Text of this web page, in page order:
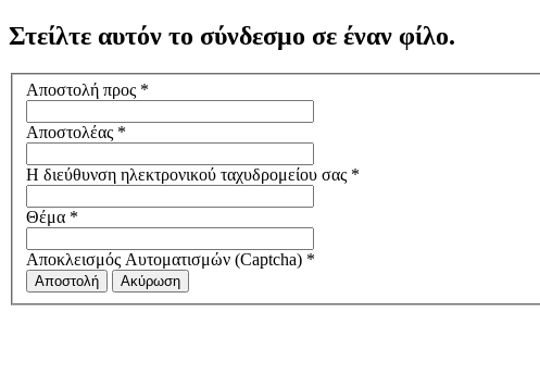
Στείλτε αυτόν το σύνδεσμο σε έναν φίλο.
Αποστολή προς *
Αποστολέας *
Η διεύθυνση ηλεκτρονικού ταχυδρομείου σας *
Θέμα *
Αποκλεισμός Αυτοματισμών (Captcha) *
Αποστολή Ακύρωση